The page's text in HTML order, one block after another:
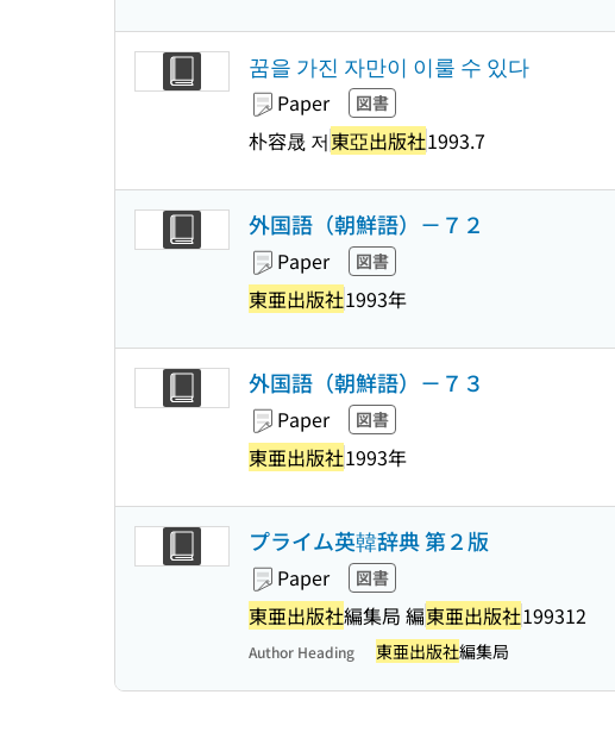
꿈을 가진 자만이 이룰 수 있다
Paper 図書
朴容晟 저東亞出版社1993.7
外国語（朝鮮語）－７２
Paper 図書
東亜出版社1993年
外国語（朝鮮語）－７３
Paper 図書
東亜出版社1993年
プライム英韓辞典 第２版
Paper 図書
東亜出版社編集局 編東亜出版社199312
Author Heading 東亜出版社編集局